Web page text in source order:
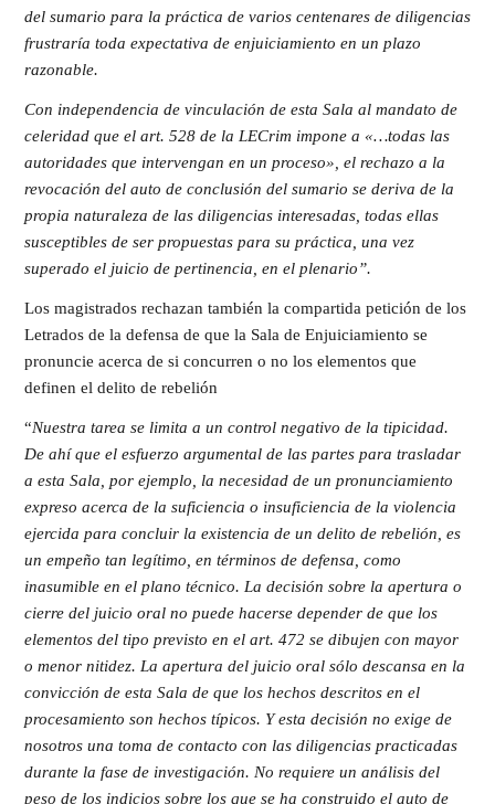
del sumario para la práctica de varios centenares de diligencias
frustraría toda expectativa de enjuiciamiento en un plazo
razonable.
Con independencia de vinculación de esta Sala al mandato de
celeridad que el art. 528 de la LECrim impone a «…todas las
autoridades que intervengan en un proceso», el rechazo a la
revocación del auto de conclusión del sumario se deriva de la
propia naturaleza de las diligencias interesadas, todas ellas
susceptibles de ser propuestas para su práctica, una vez
superado el juicio de pertinencia, en el plenario”.
Los magistrados rechazan también la compartida petición de los
Letrados de la defensa de que la Sala de Enjuiciamiento se
pronuncie acerca de si concurren o no los elementos que
definen el delito de rebelión
“Nuestra tarea se limita a un control negativo de la tipicidad.
De ahí que el esfuerzo argumental de las partes para trasladar
a esta Sala, por ejemplo, la necesidad de un pronunciamiento
expreso acerca de la suficiencia o insuficiencia de la violencia
ejercida para concluir la existencia de un delito de rebelión, es
un empeño tan legítimo, en términos de defensa, como
inasumible en el plano técnico. La decisión sobre la apertura o
cierre del juicio oral no puede hacerse depender de que los
elementos del tipo previsto en el art. 472 se dibujen con mayor
o menor nitidez. La apertura del juicio oral sólo descansa en la
convicción de esta Sala de que los hechos descritos en el
procesamiento son hechos típicos. Y esta decisión no exige de
nosotros una toma de contacto con las diligencias practicadas
durante la fase de investigación. No requiere un análisis del
peso de los indicios sobre los que se ha construido el auto de